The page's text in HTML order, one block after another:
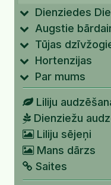
Dienziedes
Augstie
Tūjas
Hortenzijas
Par mums
Liliju
Dienziežu
Liliju sējeņi
Mans dārzs
Saites